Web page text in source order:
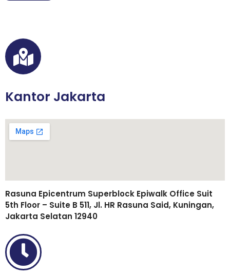
Kantor Jakarta
Rasuna Epicentrum Superblock Epiwalk Office Suit
5th Floor – Suite B 511, Jl. HR Rasuna Said, Kuningan,
Jakarta Selatan 12940